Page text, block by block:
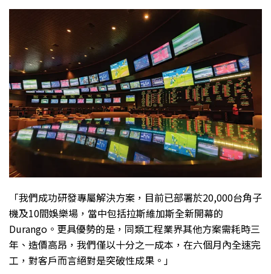
「我們成功研發專屬解決方案，目前已部署於20,000台角子
機及10間娛樂場，當中包括拉斯維加斯全新開幕的
Durango。更具優勢的是，同類工程業界其他方案需耗時三
年、造價高昂，我們僅以十分之一成本，在六個月內全速完
工，對客戶而言絕對是突破性成果。」